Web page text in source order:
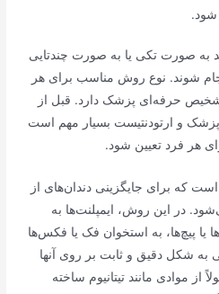
به صورت تکی یا به صورت چندتایی
شوند. نوع روش مناسب برای هر
حرفه‌ای پزشک دارد. قبل از
پزشک و ارتودنتیست بسیار مهم است
هر فرد تعیین شود.
است که برای جایگزینی دندان‌های از
در این روش، ایمپلنت‌ها به
یا پیچ‌ها، به استخوان فک یا فکس‌ها
شکل دقیق و ثابت بر روی آنها
از موادی مانند تیتانیوم ساخته